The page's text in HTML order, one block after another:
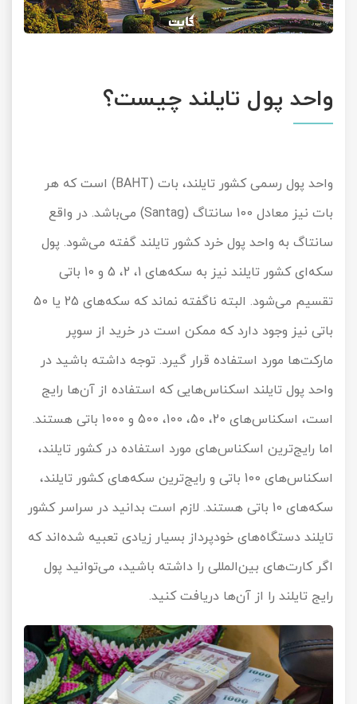
واحد پول تایلند چیست؟
واحد پول رسمی کشور تایلند، بات (BAHT) است که هر
بات نیز معادل 100 سانتاگ (Santag) می‌باشد. در واقع
سانتاگ به واحد پول خرد کشور تایلند گفته می‌شود. پول
سکه‌ای کشور تایلند نیز به سکه‌های 1، 2، 5 و 10 باتی
تقسیم می‌شود. البته ناگفته نماند که سکه‌های 25 یا 50
باتی نیز وجود دارد که ممکن است در خرید از سوپر
مارکت‌ها مورد استفاده قرار گیرد. توجه داشته باشید در
واحد پول تایلند اسکناس‌هایی که استفاده از آن‌ها رایج
است، اسکناس‌های 20، 50، 100، 500 و 1000 باتی هستند.
اما رایج‌ترین اسکناس‌های مورد استفاده در کشور تایلند،
اسکناس‌های 100 باتی و رایج‌ترین سکه‌های کشور تایلند،
سکه‌های 10 باتی هستند. لازم است بدانید در سراسر کشور
تایلند دستگاه‌های خودپرداز بسیار زیادی تعبیه شده‌اند که
اگر کارت‌های بین‌المللی را داشته باشید، می‌توانید پول
رایج تایلند را از آن‌ها دریافت کنید.